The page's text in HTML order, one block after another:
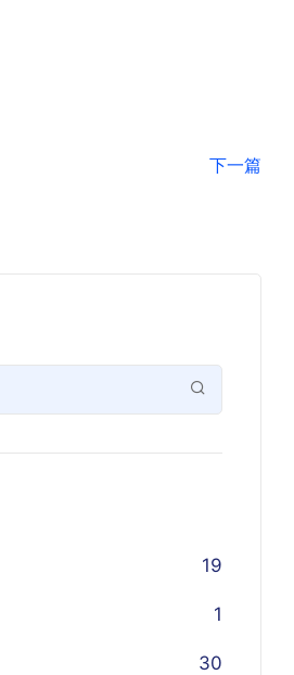
下一篇
19
1
30